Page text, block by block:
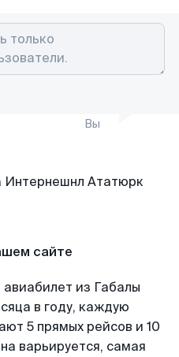
Вы
сайте
из Габалы
в году, каждую
5 прямых рейсов и 10
варьируется, самая